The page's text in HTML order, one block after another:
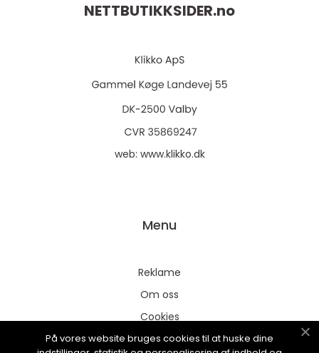
NETTBUTIKKSIDER.no
web: www.klikko.dk
Menu
Reklame
Om oss
Cookies
Kontakt Oss
På vores website bruges cookies til at huske dine